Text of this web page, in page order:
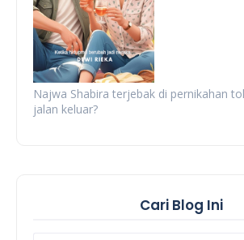
Najwa Shabira terjebak di pernikahan
jalan keluar?
Cari Blog Ini